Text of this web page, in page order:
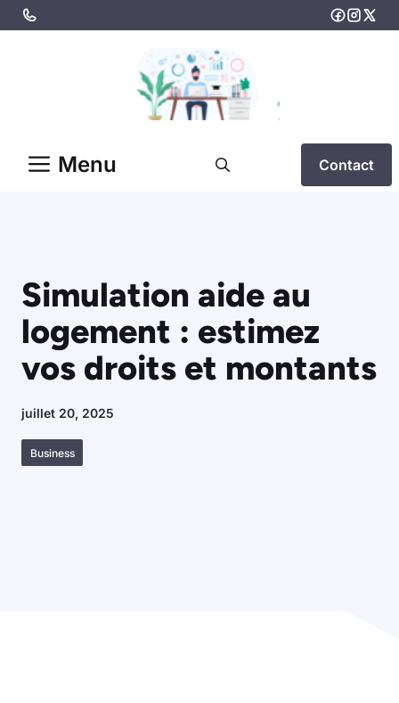
Aller
au
Menu Contact
Simulation aide au
logement : estimez
vos droits et montants
juillet 20, 2025
Business